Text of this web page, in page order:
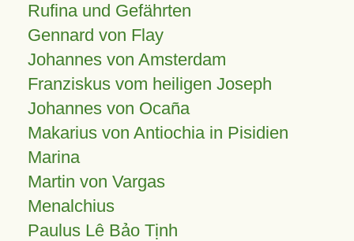
Rufina und Gefährten
Gennard von Flay
Johannes von Amsterdam
Franziskus vom heiligen Joseph
Johannes von Ocaña
Makarius von Antiochia in Pisidien
Marina
Martin von Vargas
Menalchius
Paulus Lê Bảo Tịnh